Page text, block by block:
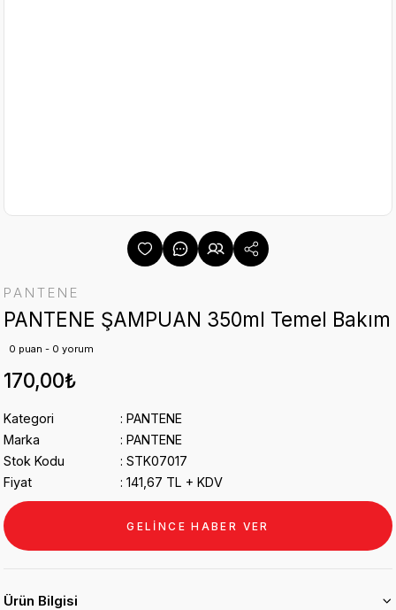
PANTENE
PANTENE ŞAMPUAN 350ml Temel Bakım
0 puan - 0 yorum
170,00₺
Kategori
PANTENE
Marka
PANTENE
Stok Kodu
STK07017
Fiyat
141,67 TL + KDV
GELİNCE HABER VER
Ürün Bilgisi